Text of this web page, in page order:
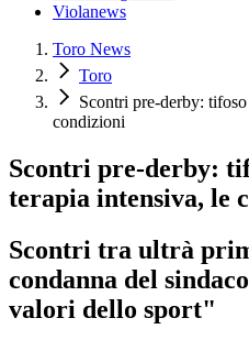
Violanews
Toro News
Toro
Scontri pre-derby:
condizioni
Scontri pre-derby:
terapia intensiva, le
Scontri tra ultrà
condanna del
valori dello sport"